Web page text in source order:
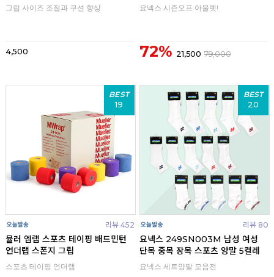
그립 사이즈 조절과 쿠션 향상
4,500
요넥스 시즌오프 아울렛!
72% 21,500 79,000
BEST
19
리뷰 452
뮬러 엠랩 스포츠 테이핑 배드민턴
언더랩 스폰지 그립
스포츠 테이핑 언더랩
BEST
20
리뷰 80
요넥스 249SN003M 남성 여성
단목 중목 장목 스포츠 양말 5켤레
요넥스 세트양말 모음전